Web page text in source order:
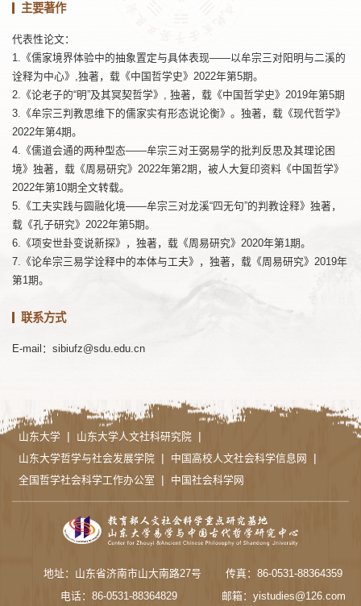
主要著作
代表性论文：
1.《儒家境界体验中的抽象置定与具体表现——以牟宗三对阳明与二溪的
诠释为中心》,独著，载《中国哲学史》2022年第5期。
2.《论老子的“明”及其冥契哲学》, 独著，载《中国哲学史》2019年第5期
3.《牟宗三判教思维下的儒家实有形态说论衡》。独著，载《现代哲学》
2022年第4期。
4.《儒道会通的两种型态——牟宗三对王弼易学的批判反思及其理论困
境》独著，载《周易研究》2022年第2期，被人大复印资料《中国哲学》
2022年第10期全文转载。
5.《工夫实践与圆融化境——牟宗三对龙溪“四无句”的判教诠释》独著，
载《孔子研究》2022年第5期。
6.《项安世卦变说新探》，独著，载《周易研究》2020年第1期。
7.《论牟宗三易学诠释中的本体与工夫》，独著，载《周易研究》2019年
第1期。
联系方式
E-mail：sibiufz@sdu.edu.cn
山东大学 | 山东大学人文社科研究院 |
山东大学哲学与社会发展学院 | 中国高校人文社会科学信息网 |
全国哲学社会科学工作办公室 | 中国社会科学网
地址：山东省济南市山大南路27号
传真：86-0531-88364359
电话：86-0531-88364829
邮箱：yistudies@126.com